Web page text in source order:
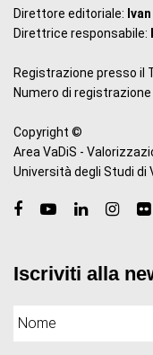
Direttore editoriale:
Direttrice responsabile:
Registrazione presso il
Numero di
Copyright ©
Area VaDiS -
Università degli Studi di
Iscriviti alla